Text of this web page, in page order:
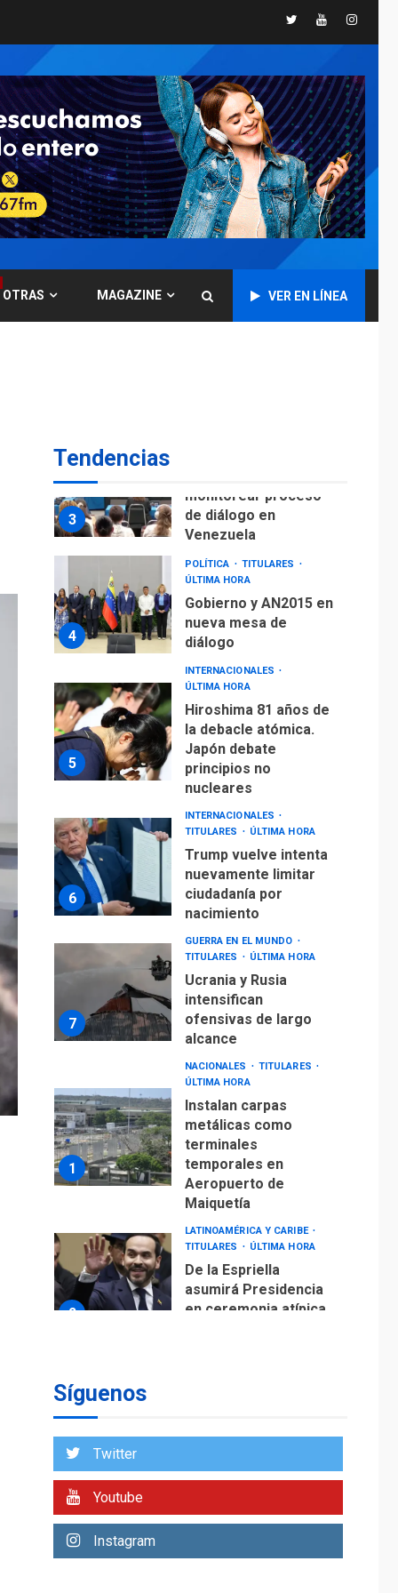
TwitterYoutube
OTRAS MAGAZINE VER EN LÍNEA
Tendencias
ofensivas de largo
1
NACIONALES
ÚLTIMA HORA
Instalan carpas
metálicas como
terminales
temporales en
Aeropuerto de
Maiquetía
LATINOAMÉRICA Y CARIBE
ÚLTIMA HORA
De la Espriella
asumirá Presidencia
en ceremonia atípica
fuera de Bogotá
4
ÚLTIMA HORA
Gobierno y AN2015 en
nueva mesa de
diálogo
5
INTERNACIONALES
ÚLTIMA HORA
Hiroshima 81 años de
la debacle atómica.
Japón debate
principios no
nucleares
6
INTERNACIONALES
TITULARES
ÚLTIMA HORA
Trump vuelve intenta
nuevamente limitar
ciudadanía por
nacimiento
7
GUERRA EN EL MUNDO
TITULARES
ÚLTIMA HORA
Ucrania y Rusia
intensifican
ofensivas de largo
alcance
1
NACIONALES
TITULARES
ÚLTIMA HORA
Instalan carpas
metálicas como
terminales
temporales en
Aeropuerto de
Maiquetía
2
LATINOAMÉRICA Y CARIBE
TITULARES
ÚLTIMA HORA
De la Espriella
asumirá Presidencia
en ceremonia atípica
fuera de Bogotá
POLÍTICA
TITULARES
ÚLTIMA HORA
ONGs piden a CIDH
4
Gobierno y AN2015 en
diálogo
ÚLTIMA HORA
Síguenos
Twitter
Youtube
Instagram